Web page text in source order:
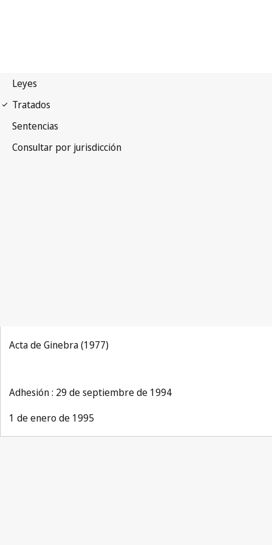
Acta de Ginebra (1977)
Adhesión : 29 de septiembre de 1994
1 de enero de 1995